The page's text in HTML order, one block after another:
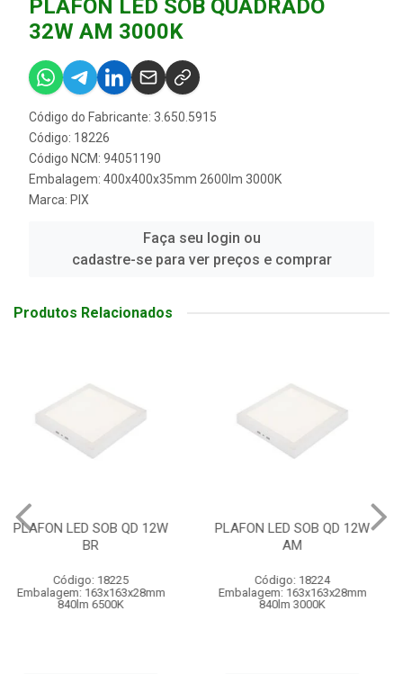
PLAFON LED SOB QUADRADO
32W AM 3000K
Código do Fabricante: 3.650.5915
Código: 18226
Código NCM: 94051190
Embalagem: 400x400x35mm 2600lm 3000K
Marca: PIX
Faça seu login ou
cadastre-se para ver preços e comprar
Produtos Relacionados
PLAFON LED SOB QD 12W
AM
Código: 18224
Embalagem: 163x163x28mm
840lm 3000K
PLAFON LED SOB
RETANGULAR 36W BR
Código: 17619
Embalagem: UN/01